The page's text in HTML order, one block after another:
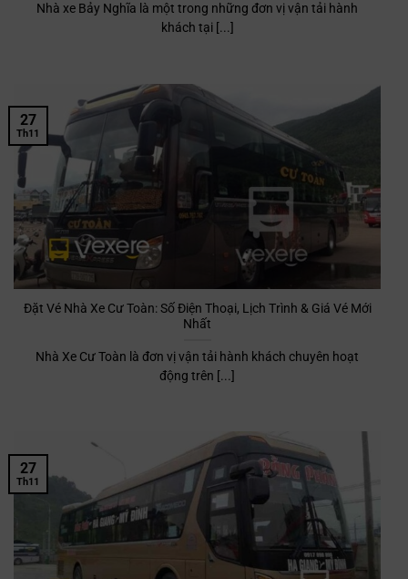
Nhà xe Bảy Nghĩa là một trong những đơn vị vận tải hành
khách tại [...]
Đặt Vé Nhà Xe Cư Toàn: Số Điện Thoại, Lịch Trình & Giá Vé Mới
Nhất
Nhà Xe Cư Toàn là đơn vị vận tải hành khách chuyên hoạt
động trên [...]
27
Th11
27
Th11